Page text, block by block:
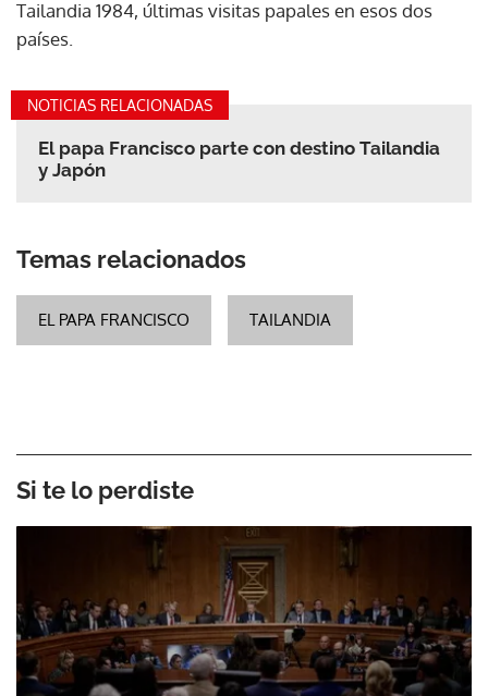
Tailandia 1984, últimas visitas papales en esos dos
países.
NOTICIAS RELACIONADAS
El papa Francisco parte con destino Tailandia
y Japón
Temas relacionados
EL PAPA FRANCISCO TAILANDIA
Si te lo perdiste